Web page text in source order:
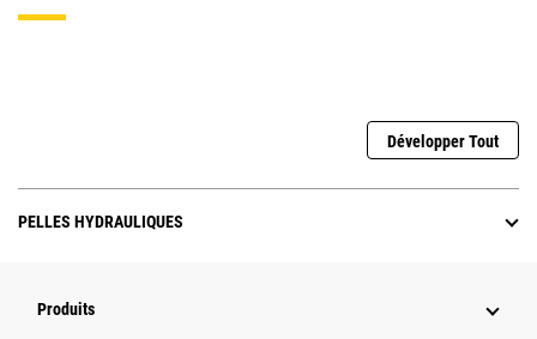
Développer Tout
PELLES HYDRAULIQUES
Produits